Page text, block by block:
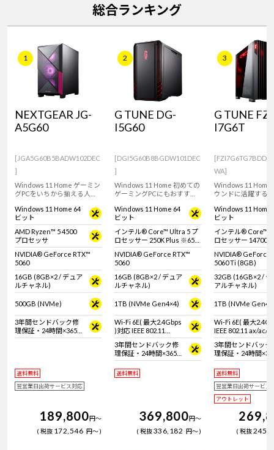
総合ランキング
1
NEXTGEAR JG-
A5G60
[JGA5G60B5BADW102DEC
]
Windows 11 Home ゲーミン
グPCをいちから揃える人に
ミニタワー型デスクトップ
PC。
Windows 11 Home 64
ビット
AMD Ryzen™ 5 4500
プロセッサ
NVIDIA® GeForce RTX™
5060
16GB (8GB×2 / デュア
ルチャネル)
500GB (NVMe)
3年間センドバック修
理保証・24時間×365
日電話サポート
送料無料
翌営業日出荷サービス対応
189,800円～
税抜 172,546 円～
2
G TUNE DG-
I5G60
[DGI5G60B8BGDW101DEC
]
Windows 11 Home 初めての
ゲーミングPCにもおすす
プロセッサー 250K Plus と
GeForce RTX 5060搭載のミ
ニタワー型デスクトップ
PC。※モニタ・マウス・キ
ーボードは別売りです。
Windows 11 Home 64
ビット
インテル® Core™ Ultra 5 プ
ロセッサー 250K Plus ※65W
動作
NVIDIA® GeForce RTX™
5060
16GB (8GB×2 / デュア
ルチャネル)
1TB (NVMe Gen4×4)
Wi-Fi 6E( 最大2.4Gbps
)対応 IEEE 802.11
ax/ac/a/b/g/n準拠 ＋
Bluetooth 5内蔵
3年間センドバック修
理保証・24時間×365
日電話サポート
送料無料
369,800円～
税抜336,182 円～
3
G TUNE FZ-
I7G6T
WA]
Windows 11 Home
ウンドに活躍する
GeForce RTX 5060
テル Core i7 プロ
14700KF 搭載。快
ムプレイや動画編
におすすめです。
Windows 11 Home
ビット
インテル® Core™
ロセッサー
NVIDIA® GeForce
5060 Ti (8GB)
32GB (16GB×2 / デ
アルチャネル)
1TB (NVMe
Wi-Fi 6E( 最大
IEEE 802.11 ax/ac/
拠 ＋ Bluetooth 5
3年間センドバック
理保証・24時間
日電話サポート
送料無料
翌営業日出荷サービス
アウトレット
税抜